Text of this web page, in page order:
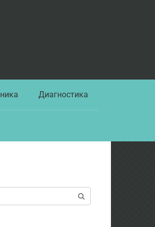
Диагностика